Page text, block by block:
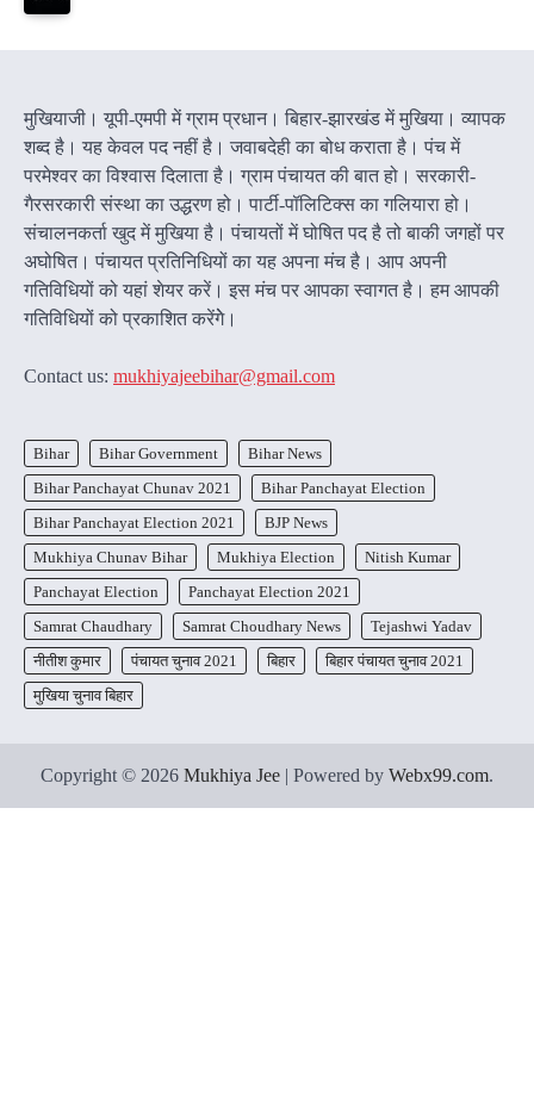
मुखियाजी। यूपी-एमपी में ग्राम प्रधान। बिहार-झारखंड में मुखिया। व्यापक
शब्द है। यह केवल पद नहीं है। जवाबदेही का बोध कराता है। पंच में
परमेश्वर का विश्वास दिलाता है। ग्राम पंचायत की बात हो। सरकारी-
गैरसरकारी संस्था का उद्धरण हो। पार्टी-पॉलिटिक्स का गलियारा हो।
संचालनकर्ता खुद में मुखिया है। पंचायतों में घोषित पद है तो बाकी जगहों पर
अघोषित। पंचायत प्रतिनिधियों का यह अपना मंच है। आप अपनी
गतिविधियों को यहां शेयर करें। इस मंच पर आपका स्वागत है। हम आपकी
गतिविधियों को प्रकाशित करेंगेे।
Contact us: mukhiyajeebihar@gmail.com
Bihar Bihar Government
Bihar News
Bihar Panchayat Chunav 2021
Bihar Panchayat Election
Bihar Panchayat Election 2021
BJP News
Mukhiya Chunav Bihar
Mukhiya Election
Nitish Kumar
Panchayat Election
Panchayat Election 2021
Samrat Chaudhary
Samrat Choudhary News
Tejashwi Yadav
नीतीश कुमार
पंचायत चुनाव 2021 बिहार
बिहार पंचायत चुनाव 2021
मुखिया चुनाव बिहार
Copyright © 2026 Mukhiya Jee | Powered by Webx99.com.